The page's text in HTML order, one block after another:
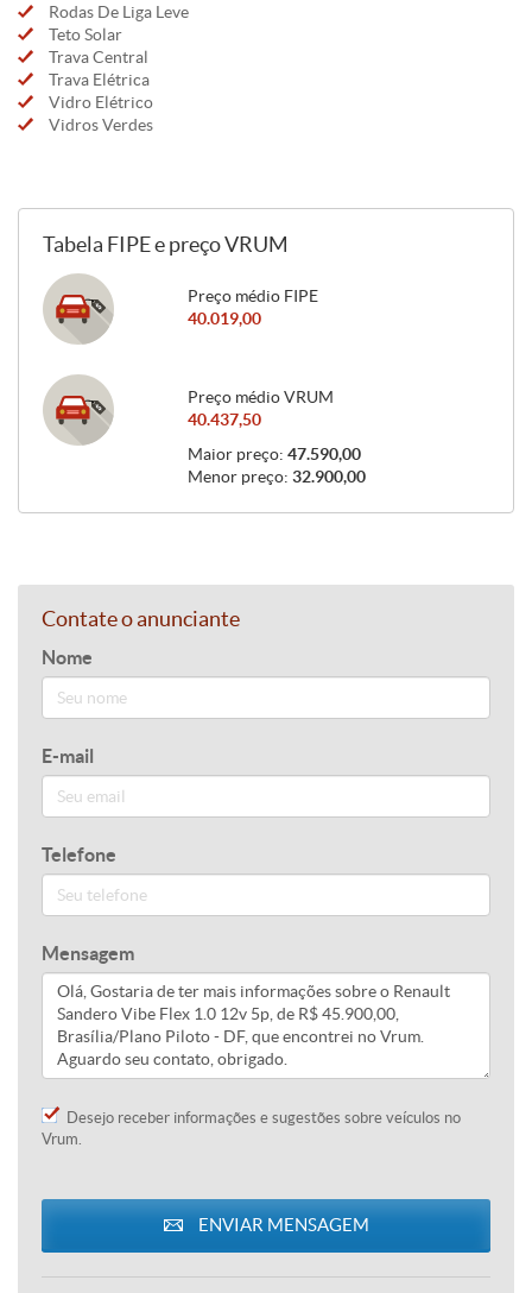
Rodas De Liga Leve
Teto Solar
Trava Central
Trava Elétrica
Vidro Elétrico
Vidros Verdes
Tabela FIPE e preço VRUM
Preço médio FIPE
40.019,00
Preço médio VRUM
40.437,50
Maior preço: 47.590,00
Menor preço: 32.900,00
Contate o anunciante
Nome
E-mail
Telefone
Mensagem
Desejo receber informações e sugestões sobre veículos no
Vrum.
ENVIAR MENSAGEM